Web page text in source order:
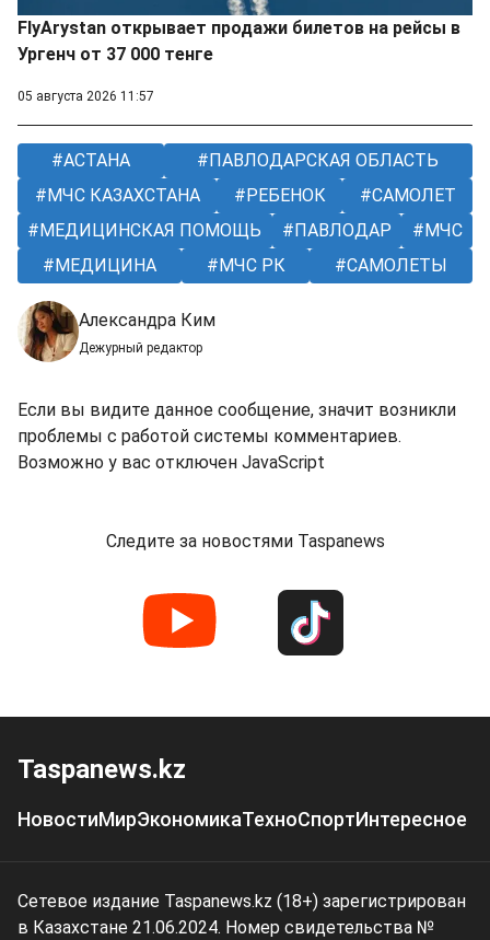
FlyArystan открывает продажи билетов на рейсы в
Ургенч от 37 000 тенге
05 августа 2026 11:57
АСТАНА
ПАВЛОДАРСКАЯ ОБЛАСТЬ
МЧС КАЗАХСТАНА
РЕБЕНОК
САМОЛЕТ
МЕДИЦИНСКАЯ ПОМОЩЬ
ПАВЛОДАР
МЧС
МЕДИЦИНА
МЧС РК САМОЛЕТЫ
Александра Ким
Дежурный редактор
Если вы видите данное сообщение, значит возникли
проблемы с работой системы комментариев.
Возможно у вас отключен JavaScript
Следите за новостями Taspanews
Taspanews.kz
НовостиМирЭкономикаТехноСпортИнтересное
Сетевое издание Taspanews.kz (18+) зарегистрирован
в Казахстане 21.06.2024. Номер свидетельства №